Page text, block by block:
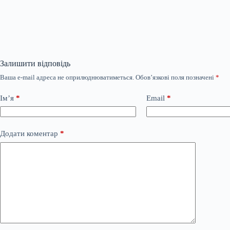
Залишити відповідь
Ваша e-mail адреса не оприлюднюватиметься. Обов’язкові поля позначені *
Ім’я * Email *
Додати коментар *